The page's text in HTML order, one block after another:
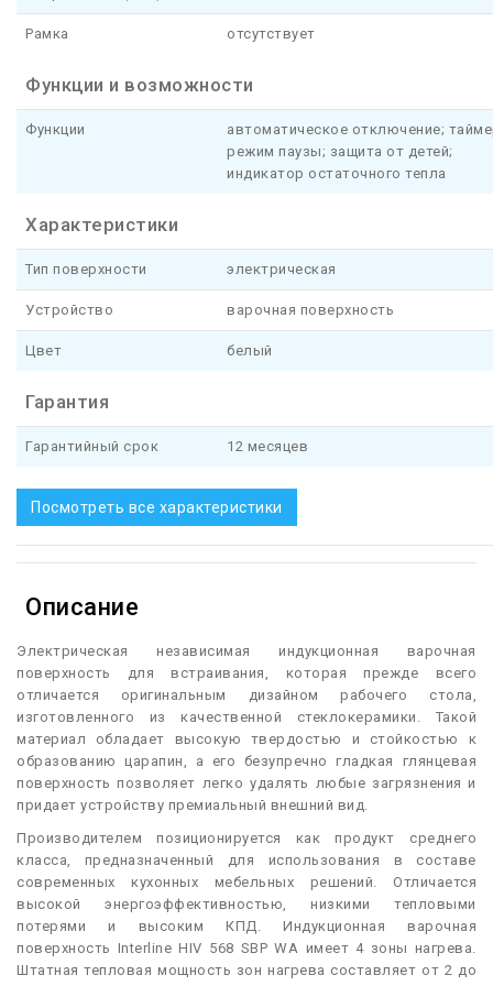
Рамка отсутствует
Функции и возможности
Функции
автоматическое отключение;
режим паузы; защита от детей;
индикатор остаточного тепла
Характеристики
Тип поверхности электрическая
Устройство варочная поверхность
Цвет белый
Гарантия
Гарантийный срок 12 месяцев
Посмотреть все характеристики
Описание
Электрическая независимая индукционная варочная
поверхность для встраивания, которая прежде всего
отличается оригинальным дизайном рабочего стола,
изготовленного из качественной стеклокерамики. Такой
материал обладает высокую твердостью и стойкостью к
образованию царапин, а его безупречно гладкая глянцевая
поверхность позволяет легко удалять любые загрязнения и
придает устройству премиальный внешний вид.
Производителем позиционируется как продукт среднего
класса, предназначенный для использования в составе
современных кухонных мебельных решений. Отличается
высокой энергоэффективностью, низкими тепловыми
потерями и высоким КПД. Индукционная варочная
поверхность Interline HIV 568 SBP WA имеет 4 зоны нагрева.
Штатная тепловая мощность зон нагрева составляет от 2 до